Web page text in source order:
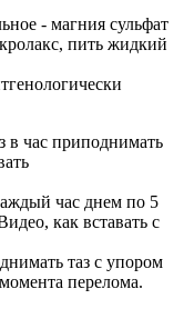
- магния сульфат
пить жидкий
в час приподнимать
час днем по 5
как вставать с
таз с упором
перелома.